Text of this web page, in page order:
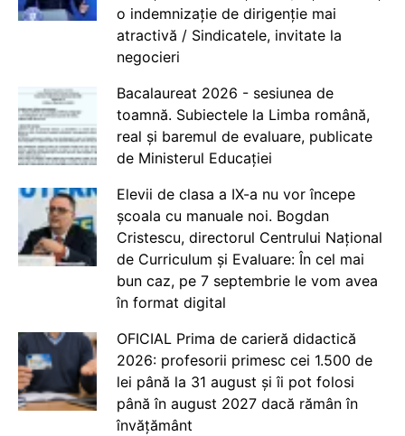
o indemnizație de dirigenție mai
atractivă / Sindicatele, invitate la
negocieri
Bacalaureat 2026 - sesiunea de
toamnă. Subiectele la Limba română,
real și baremul de evaluare, publicate
de Ministerul Educației
Elevii de clasa a IX-a nu vor începe
școala cu manuale noi. Bogdan
Cristescu, directorul Centrului Național
de Curriculum și Evaluare: În cel mai
bun caz, pe 7 septembrie le vom avea
în format digital
OFICIAL Prima de carieră didactică
2026: profesorii primesc cei 1.500 de
lei până la 31 august și îi pot folosi
până în august 2027 dacă rămân în
învățământ